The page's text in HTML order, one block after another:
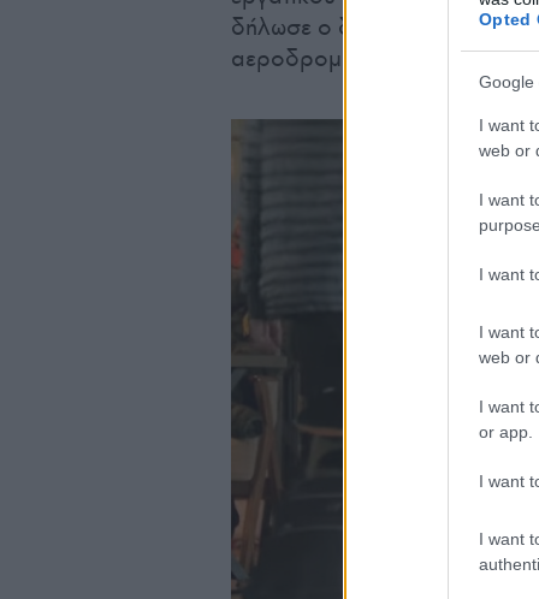
Opted
Google
I want
web or
I want
I want
I want
web or
I want
or app.
I want
I want
δήλωσε ο διευθύνων
αεροδρομίου
Μπένι